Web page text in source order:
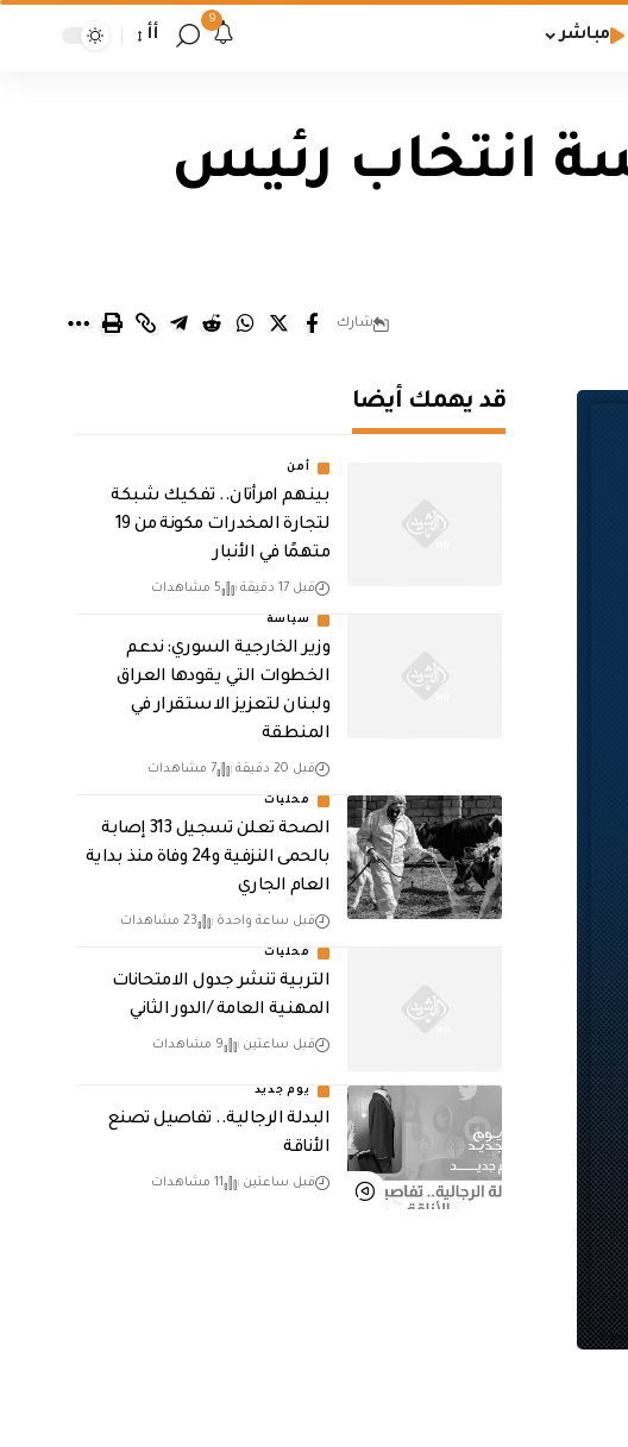
مباشر
9
أأ
انتخاب رئيس
شارك
قد يهمك أيضا
أمن
بينهم امرأتان.. تفكيك شبكة
لتجارة المخدرات مكونة من 19
متهمًا في الأنبار
قبل 17 دقيقة 5 مشاهدات
سياسة
وزير الخارجية السوري: ندعم
الخطوات التي يقودها العراق
ولبنان لتعزيز الاستقرار في
المنطقة
قبل 20 دقيقة 7 مشاهدات
محليات
الصحة تعلن تسجيل 313 إصابة
بالحمى النزفية و24 وفاة منذ بداية
العام الجاري
قبل ساعة واحدة 23 مشاهدات
محليات
التربية تنشر جدول الامتحانات
المهنية العامة /الدور الثاني
قبل ساعتين 9 مشاهدات
يوم جديد
البدلة الرجالية.. تفاصيل تصنع
الأناقة
قبل ساعتين 11 مشاهدات